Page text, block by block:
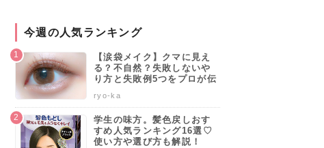
今週の人気ランキング
【涙袋メイク】クマに見え
る？不自然？失敗しないや
り方と失敗例5つをプロが伝
ryo-ka
学生の味方。髪色戻しおす
すめ人気ランキング16選♡
使い方や選び方も解説！